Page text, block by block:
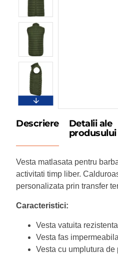
Descriere
Detalii ale
produsului
Vesta matlasata pentru
activitati timp liber.
personalizata prin transfer
Caracteristici:
Vesta vatuita
Vesta fas
Vesta cu umplutura de